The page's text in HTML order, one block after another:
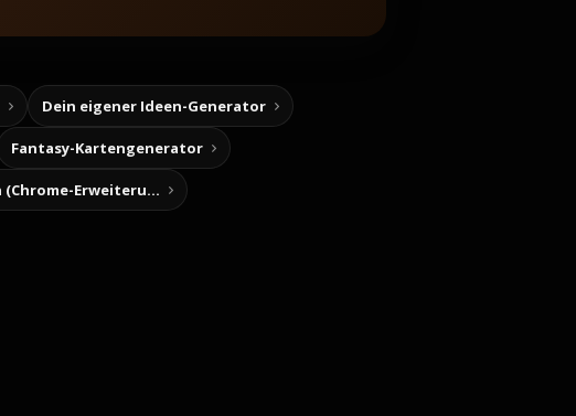
Dein eigener Ideen-Generator
Fantasy-Kartengenerator
Story-Notizen (Chrome-Erweiterung)